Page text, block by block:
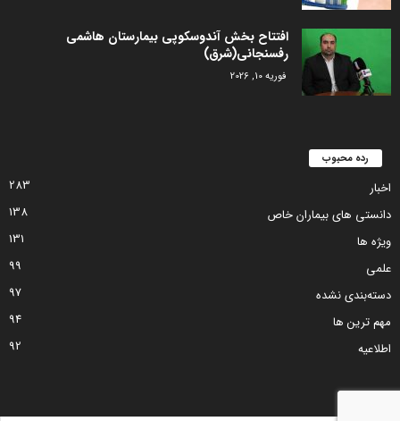
افتتاح بخش آندوسکوپی بیمارستان هاشمی
رفسنجانی(شرق)
فوریه 10, 2026
رده محبوب
اخبار
283
دانستی های بیماران خاص
138
ویژه ها
131
علمی
99
دسته‌بندی نشده
97
مهم ترین ها
94
اطلاعیه
92